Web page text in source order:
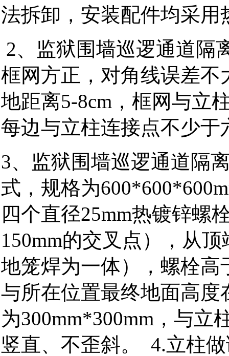
法拆卸，安装配件均采
2、监狱围墙巡逻通道隔
框网方正，对角线误差不
地距离5-8cm，框网与立
每边与立柱连接点不少
3、监狱围墙巡逻通道隔
式，规格为
四个直径25mm热镀锌螺
150mm的交叉点），从
地笼焊为一体），螺栓高
与所在位置最终地面高
为300mm*300mm，与立
竖直、不歪斜。 4.立柱